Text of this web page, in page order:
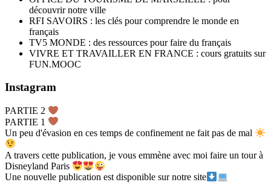
découvrir notre ville
RFI SAVOIRS : les clés pour comprendre le monde en
français
TV5 MONDE : des ressources pour faire du français
VIVRE ET TRAVAILLER EN FRANCE : cours gratuits sur
FUN.MOOC
Instagram
PARTIE 2
PARTIE 1
Un peu d'évasion en ces temps de confinement ne fait pas de mal
A travers cette publication, je vous emmène avec moi faire un tour à
Disneyland Paris
Une nouvelle publication est disponible sur notre site